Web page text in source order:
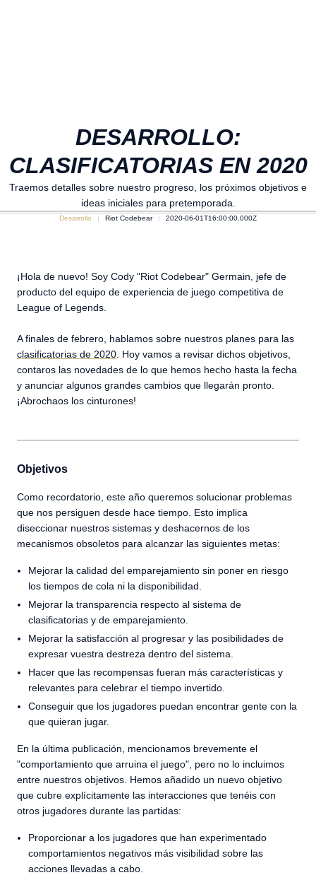
DESARROLLO:
CLASIFICATORIAS EN 2020
Traemos detalles sobre nuestro progreso, los próximos objetivos e
ideas iniciales para pretemporada.
Desarrollo Riot Codebear 2020-06-01T16:00:00.000Z
¡Hola de nuevo! Soy Cody "Riot Codebear" Germain, jefe de
producto del equipo de experiencia de juego competitiva de
League of Legends.
A finales de febrero, hablamos sobre nuestros planes para las
clasificatorias de 2020 . Hoy vamos a revisar dichos objetivos,
contaros las novedades de lo que hemos hecho hasta la fecha
y anunciar algunos grandes cambios que llegarán pronto.
¡Abrochaos los cinturones!
Objetivos
Como recordatorio, este año queremos solucionar problemas
que nos persiguen desde hace tiempo. Esto implica
diseccionar nuestros sistemas y deshacernos de los
mecanismos obsoletos para alcanzar las siguientes metas:
Mejorar la calidad del emparejamiento sin poner en riesgo
los tiempos de cola ni la disponibilidad.
Mejorar la transparencia respecto al sistema de
clasificatorias y de emparejamiento.
Mejorar la satisfacción al progresar y las posibilidades de
expresar vuestra destreza dentro del sistema.
Hacer que las recompensas fueran más características y
relevantes para celebrar el tiempo invertido.
Conseguir que los jugadores puedan encontrar gente con la
que quieran jugar.
En la última publicación, mencionamos brevemente el
"comportamiento que arruina el juego", pero no lo incluimos
entre nuestros objetivos. Hemos añadido un nuevo objetivo
que cubre explícitamente las interacciones que tenéis con
otros jugadores durante las partidas:
Proporcionar a los jugadores que han experimentado
comportamientos negativos más visibilidad sobre las
acciones llevadas a cabo.